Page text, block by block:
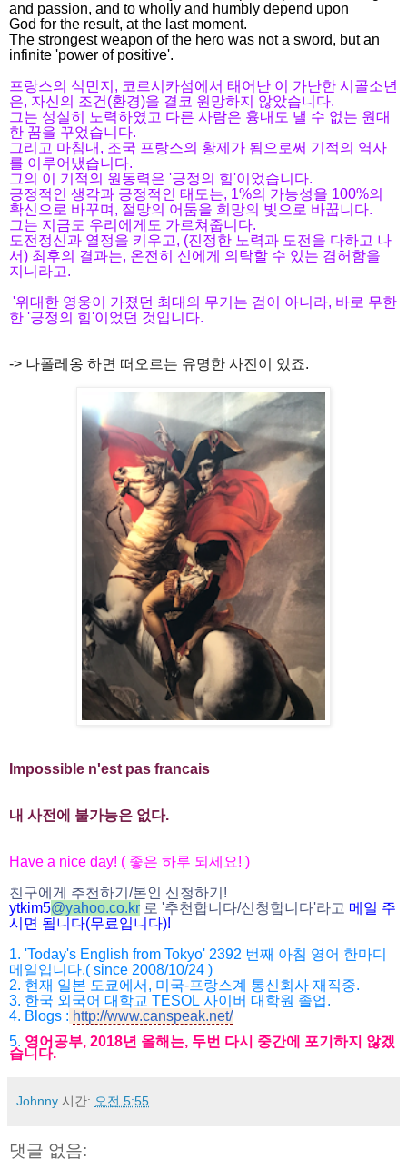
and passion, and to wholly and humbly depend upon
God for the result, at the last moment.
The strongest weapon of the hero was not a sword, but an
infinite 'power of positive'.
프랑스의 식민지, 코르시카섬에서 태어난 이 가난한 시골소년
은, 자신의 조건(환경)을 결코 원망하지 않았습니다.
그는 성실히 노력하였고 다른 사람은 흉내도 낼 수 없는 원대
한 꿈을 꾸었습니다.
그리고 마침내, 조국 프랑스의 황제가 됨으로써 기적의 역사
를 이루어냈습니다.
그의 이 기적의 원동력은 '긍정의 힘'이었습니다.
긍정적인 생각과 긍정적인 태도는, 1%의 가능성을 100%의
확신으로 바꾸며, 절망의 어둠을 희망의 빛으로 바꿉니다.
그는 지금도 우리에게도 가르쳐줍니다.
도전정신과 열정을 키우고, (진정한 노력과 도전을 다하고 나
서) 최후의 결과는, 온전히 신에게 의탁할 수 있는 겸허함을
지니라고.
'위대한 영웅이 가졌던 최대의 무기는 검이 아니라, 바로 무한
한 '긍정의 힘'이었던 것입니다.
-> 나폴레옹 하면 떠오르는 유명한 사진이 있죠.
Impossible n'est pas francais
내 사전에 불가능은 없다.
Have a nice day! ( 좋은 하루 되세요! )
친구에게 추천하기 /본인 신청하기 !
ytkim5@yahoo.co.kr 로 '추천합니다/신청합니다'라고 메일 주
시면 됩니다(무료입니다)!
1. 'Today's English from Tokyo' 2392 번째 아침 영어 한마디
메일입니다.( since 2008/10/24 )
2. 현재 일본 도쿄에서 , 미국-프랑스계 통신회사 재직중.
3. 한국 외국어 대학교 TESOL 사이버 대학원 졸업.
4. Blogs : http://www.canspeak.net/
5. 영어공부, 2018년 올해는, 두번 다시 중간에 포기하지 않겠
습니다.
Johnny 시간: 오전 5:55
댓글 없음: